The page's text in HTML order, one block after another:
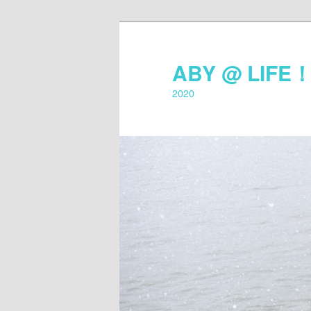
ABY @ LIFE
2020